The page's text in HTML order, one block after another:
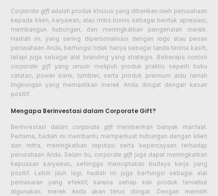
Corporate giftadalah produk khusus yang diberikan oleh perusahaan
kepada klien, karyawan, atau mitra bisnis sebagai bentuk apresiasi,
membangun hubungan, dan meningkatkan pengenalan merek.
Hadiah ini, yang sering dipersonalisasi dengan logo atau pesan
perusahaan Anda, berfungsi tidak hanya sebagai tanda terima kasih,
tetapi juga sebagai alat branding yang strategis. Beberapa contoh
corporate gift yang umum meliputi produk praktis seperti buku
catatan, power bank, tumbler, serta produk premium atau ramah
lingkungan yang memastikan merek Anda diingat dengan kesan
positif.
Mengapa Berinvestasi dalam Corporate Gift?
Berinvestasi dalam corporate giftmemberikan banyak manfaat.
Pertama, hadiah ini membantu memperkuat hubungan dengan klien
dan mitra, meningkatkan reputasi serta kepercayaan terhadap
perusahaan Anda. Selain itu, corporate giftjuga dapat meningkatkan
kepuasan karyawan, sehingga menciptakan budaya kerja yang
positif. Lebih jauh lagi, hadiah ini juga berfungsi sebagai alat
pemasaran yang efektif, karena setiap kali produk tersebut
digunakan, merek Anda akan terus diingat. Dengan memilih